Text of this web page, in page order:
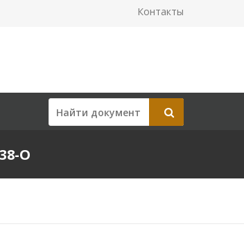
Контакты
О